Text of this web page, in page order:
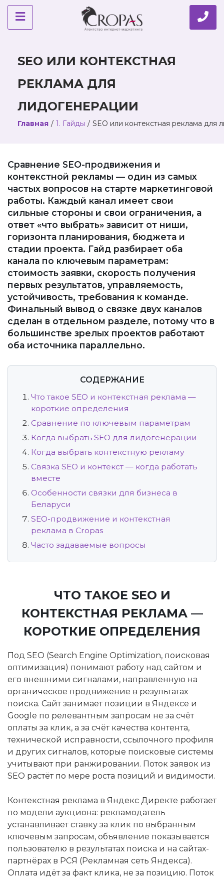
SEO ИЛИ КОНТЕКСТНАЯ
РЕКЛАМА ДЛЯ
ЛИДОГЕНЕРАЦИИ
Главная / 1. Гайды / SEO или контекстная реклама для
Сравнение SEO-продвижения и
контекстной рекламы — один из самых
частых вопросов на старте маркетинговой
работы. Каждый канал имеет свои
сильные стороны и свои ограничения, а
ответ «что выбрать» зависит от ниши,
горизонта планирования, бюджета и
стадии проекта. Гайд разбирает оба
канала по ключевым параметрам:
стоимость заявки, скорость получения
первых результатов, управляемость,
устойчивость, требования к команде.
Финальный вывод о связке двух каналов
сделан в отдельном разделе, потому что в
большинстве зрелых проектов работают
оба источника параллельно.
СОДЕРЖАНИЕ
Что такое SEO и контекстная реклама —
короткие определения
Сравнение по ключевым параметрам
Когда выбрать SEO для лидогенерации
Когда выбрать контекстную рекламу
Связка SEO и контекст — когда работать
вместе
Особенности связки для бизнеса в
Беларуси
SEO-продвижение и контекстная
реклама в Cropas
Часто задаваемые вопросы
ЧТО ТАКОЕ SEO И
КОНТЕКСТНАЯ РЕКЛАМА —
КОРОТКИЕ ОПРЕДЕЛЕНИЯ
Под SEO (Search Engine Optimization, поисковая
оптимизация) понимают работу над сайтом и
его внешними сигналами, направленную на
органическое продвижение в результатах
поиска. Сайт занимает позиции в Яндексе и
Google по релевантным запросам не за счёт
оплаты за клик, а за счёт качества контента,
технической исправности, ссылочного профиля
и других сигналов, которые поисковые системы
учитывают при ранжировании. Поток заявок из
SEO растёт по мере роста позиций и видимости.
Контекстная реклама в Яндекс Директе работает
по модели аукциона: рекламодатель
устанавливает ставку за клик по выбранным
ключевым запросам, объявление показывается
пользователю в результатах поиска и на сайтах-
партнёрах в РСЯ (Рекламная сеть Яндекса).
Оплата идёт за факт клика, не за позицию. Поток